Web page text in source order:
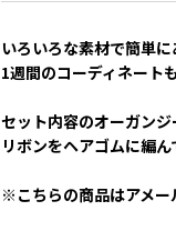
いろいろな素材で簡単
1週間のコーディネート
セット内容のオーガン
リボンをヘアゴムに編
※こちらの商品はアメー